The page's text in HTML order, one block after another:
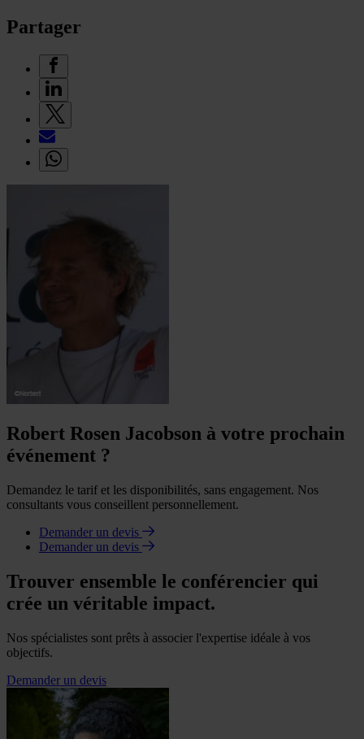
Partager
Robert Rosen Jacobson à votre prochain
événement ?
Demandez le tarif et les disponibilités, sans engagement. Nos
consultants vous conseillent personnellement.
Demander un devis
Demander un devis
Trouver ensemble le conférencier qui
crée un véritable impact.
Nos spécialistes sont prêts à associer l'expertise idéale à vos
objectifs.
Demander un devis